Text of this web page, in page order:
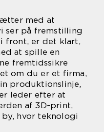
med at
ser på fremstilling
front, er det klart,
at spille en
fremtidssikre
om du er et firma,
produktionslinje,
leder efter at
af 3D-print,
by, hvor teknologi